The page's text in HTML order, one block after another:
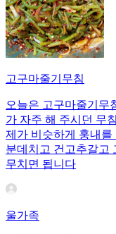
고구마줄기무침
오늘은 고구마줄기무
가 자주 해 주시던 무
제가 비슷하게 훙내
분데치고 건고추갈고
무치면 됩니다
울가족